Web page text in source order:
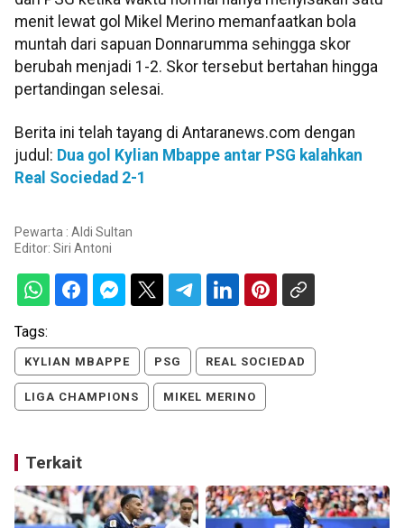
menit lewat gol Mikel Merino memanfaatkan bola
muntah dari sapuan Donnarumma sehingga skor
berubah menjadi 1-2. Skor tersebut bertahan hingga
pertandingan selesai.
Berita ini telah tayang di Antaranews.com dengan
judul: Dua gol Kylian Mbappe antar PSG kalahkan
Real Sociedad 2-1
Pewarta : Aldi Sultan
Editor: Siri Antoni
Tags:
KYLIAN MBAPPE PSG REAL SOCIEDAD
LIGA CHAMPIONS MIKEL MERINO
Terkait